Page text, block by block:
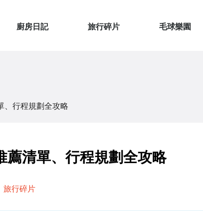
廚房日記 旅行碎片 毛球樂園
、行程規劃全攻略
薦清單、行程規劃全攻略
旅行碎片